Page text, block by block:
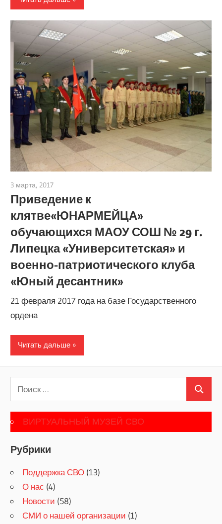
3 марта, 2017
Приведение к
клятве«ЮНАРМЕЙЦА»
обучающихся МАОУ СОШ № 29 г.
Липецка «Университетская» и
военно-патриотического клуба
«Юный десантник»
21 февраля 2017 года на базе Государственного
ордена
Читать дальше
Поиск
для:
Поиск
ВИРТУАЛЬНЫЙ МУЗЕЙ СВО
Рубрики
Поддержка СВО (13)
О нас (4)
Новости (58)
СМИ о нашей организации (1)